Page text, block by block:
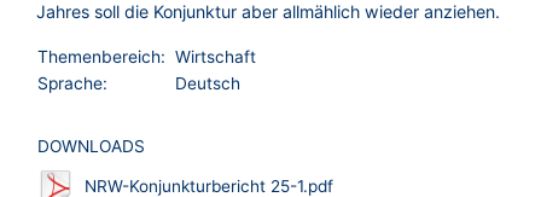
Jahres soll die Konjunktur aber allmählich wieder anziehen.
Themenbereich: Wirtschaft
Sprache:
Deutsch
DOWNLOADS
NRW-Konjunkturbericht 25-1.pdf